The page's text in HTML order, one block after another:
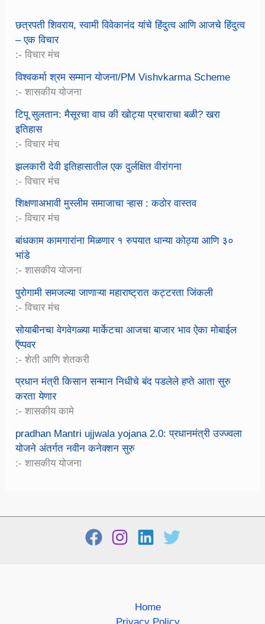
छत्रपती शिवराय, स्वामी विवेकानंद यांचे हिंदुत्व आणि आजचे हिंदुत्व
– एक विचार
:- विचार मंच
विश्वकर्मा श्रम सम्मान योजना/PM Vishvkarma Scheme
:- शासकीय योजना
टिपू सुलतान: मैसूरचा वाघ की खोट्या प्रचाराचा बळी? खरा
इतिहास
:- विचार मंच
झलकारी देवी इतिहासातील एक दुर्लक्षित वीरांगना
:- विचार मंच
शिक्षणाअभावी मुस्लीम समाजाचा ऱ्हास : कठोर वास्तव
:- विचार मंच
बांधकाम कामगारांना मिळणार १ रुपयात धान्या कोठ्या आणि ३०
भांडे
:- शासकीय योजना
पुरोगामी समजल्या जाणाऱ्या महाराष्ट्रात कट्टरता जिंकली
:- विचार मंच
सोयाबीनचा वेगवेगळ्या मार्केटचा आजचा बाजार भाव ऐका मोबाईल
ऍप्पवर
:- शेती आणि शेतकरी
प्रधान मंत्री किसान सन्मान निधीचे बंद पडलेले हप्ते आता सुरु
करता येणार
:- शासकीय कामे
pradhan Mantri ujjwala yojana 2.0: प्रधानमंत्री उज्ज्वला
योजने अंतर्गत नवीन कनेक्शन सुरु
:- शासकीय योजना
Home
Privacy Policy